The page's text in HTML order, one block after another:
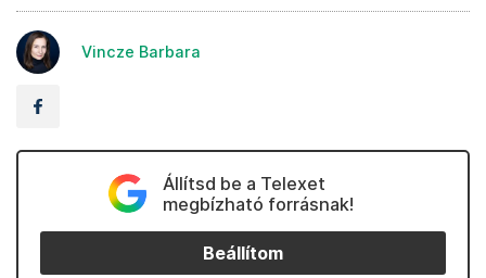
Vincze Barbara
Állítsd be a Telexet
megbízható forrásnak!
Beállítom